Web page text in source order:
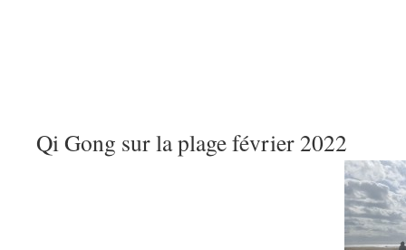
Qi Gong sur la plage février 2022